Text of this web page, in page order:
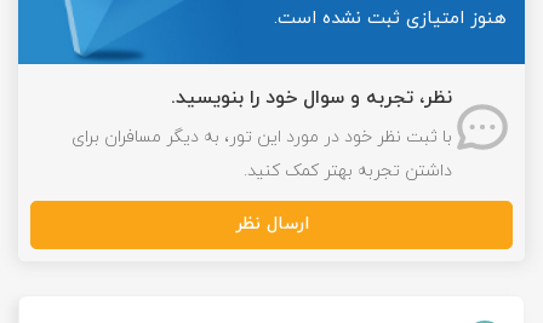
هنوز امتیازی ثبت نشده است.
نظر، تجربه و سوال خود را بنویسید.
با ثبت نظر خود در مورد این تور، به دیگر مسافران برای
داشتن تجربه بهتر کمک کنید.
ارسال نظر